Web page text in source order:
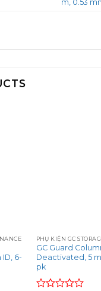
m, 0.53
6-
PHỤ KIỆN GC
GC Guard
Deactivated, 5
pk